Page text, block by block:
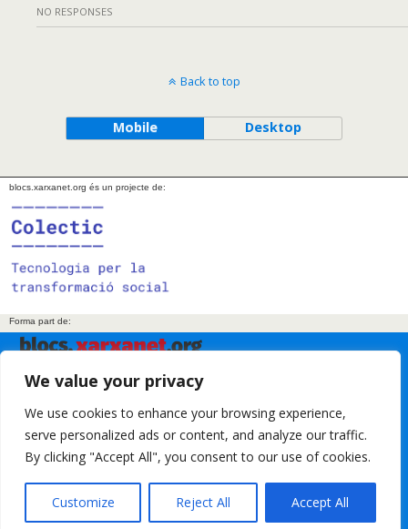
We value your privacy
We use cookies to enhance your browsing experience,
serve personalized ads or content, and analyze our traffic.
By clicking "Accept All", you consent to our use of cookies.
Customize Reject All Accept All
NO RESPONSES
Back to top
Mobile Desktop
blocs.xarxanet.org és un projecte de:
Forma part de:
Amb el suport de: